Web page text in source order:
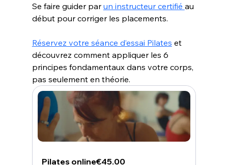
Se faire guider par un instructeur certifié au
début pour corriger les placements.
Réservez votre séance d’essai Pilates et
découvrez comment appliquer les 6
principes fondamentaux dans votre corps,
pas seulement en théorie.
Pilates online€45.00